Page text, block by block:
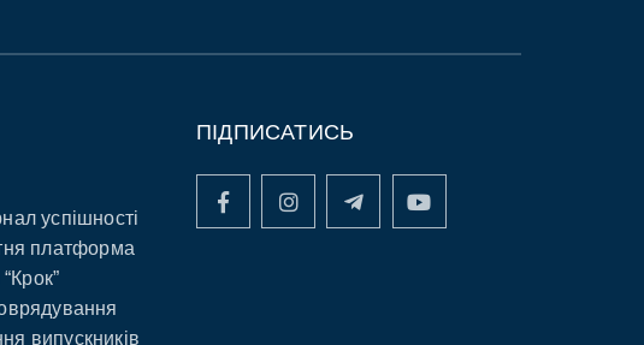
успішності
платформа
випускників
ПІДПИСАТИСЬ